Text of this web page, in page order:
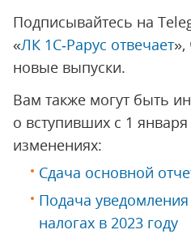
Подписывайтесь на
«ЛК 1С‑Рарус отвечает»,
новые выпуски.
Вам также могут быть
о вступивших с 1 января
изменениях:
Сдача основной
Подача
налогах в 2023 году